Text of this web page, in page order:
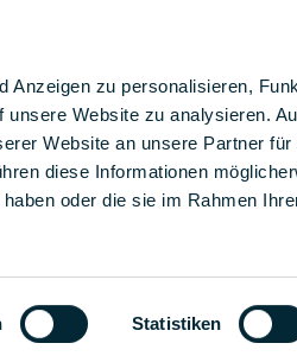
Anzeigen zu personalisieren,
Website zu analysieren.
Website an unsere Partner
diese Informationen
oder die sie im Rahmen
Statistiken
μας